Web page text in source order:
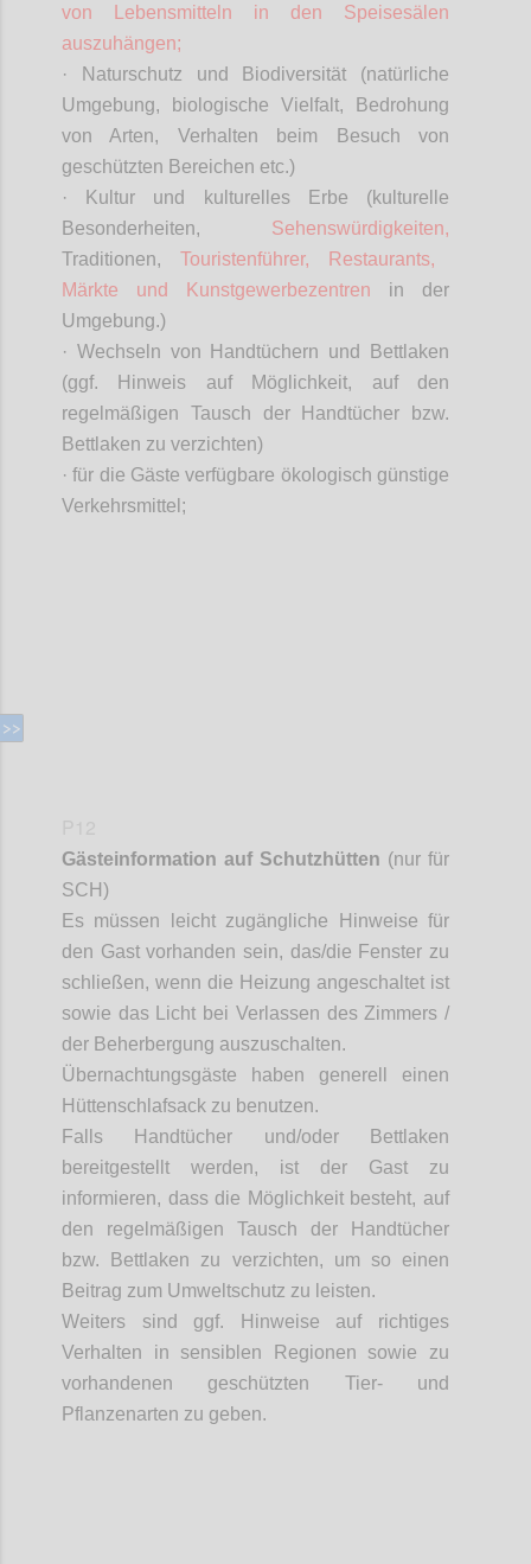
von Lebensmitteln in den Speisesälen
auszuhängen;
· Naturschutz und Biodiversität (natürliche
Umgebung, biologische Vielfalt, Bedrohung
von Arten, Verhalten beim Besuch von
geschützten Bereichen etc.)
· Kultur und kulturelles Erbe (kulturelle
Besonderheiten, Sehenswürdigkeiten,
Traditionen, Touristenführer, Restaurants,
Märkte und Kunstgewerbezentren in der
Umgebung.)
· Wechseln von Handtüchern und Bettlaken
(ggf. Hinweis auf Möglichkeit, auf den
regelmäßigen Tausch der Handtücher bzw.
Bettlaken zu verzichten)
· für die Gäste verfügbare ökologisch günstige
Verkehrsmittel;
Gästeinformation auf Schutzhütten (nur für
SCH)
Es müssen leicht zugängliche Hinweise für
den Gast vorhanden sein, das/die Fenster zu
schließen, wenn die Heizung angeschaltet ist
sowie das Licht bei Verlassen des Zimmers /
der Beherbergung auszuschalten.
Übernachtungsgäste haben generell einen
Hüttenschlafsack zu benutzen.
Falls Handtücher und/oder Bettlaken
bereitgestellt werden, ist der Gast zu
informieren, dass die Möglichkeit besteht, auf
den regelmäßigen Tausch der Handtücher
bzw. Bettlaken zu verzichten, um so einen
Beitrag zum Umweltschutz zu leisten.
Weiters sind ggf. Hinweise auf richtiges
Verhalten in sensiblen Regionen sowie zu
vorhandenen geschützten Tier- und
Pflanzenarten zu geben.